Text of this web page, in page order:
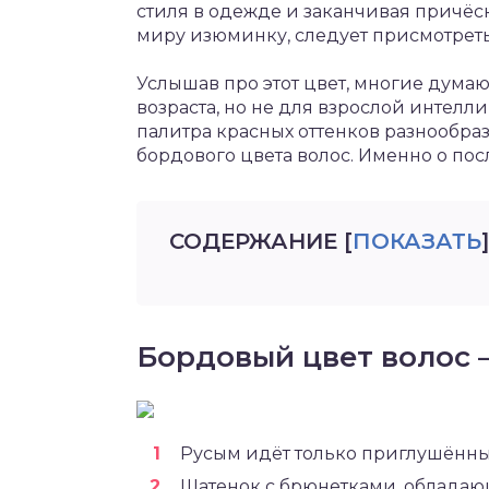
стиля в одежде и заканчивая
миру изюминку, следует
Услышав про этот цвет, многие
возраста, но не для взрослой
палитра красных оттенков
бордового цвета волос. Именно о
СОДЕРЖАНИЕ [ПОКАЗАТЬ]
Бордовый цвет волос
Русым идёт только